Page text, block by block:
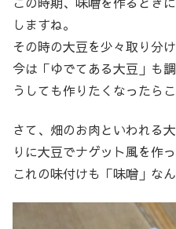
しますね。
その時の大豆を少々取り分
今は「ゆでてある大豆」も
うしても作りたくなったら
さて、畑のお肉といわれる
りに大豆でナゲット風を作
これの味付けも「味噌」なん